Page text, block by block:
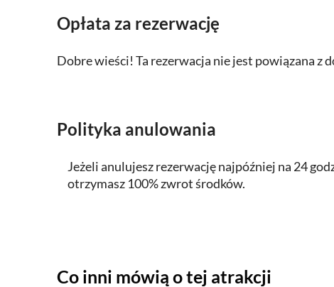
Opłata za rezerwację
Dobre wieści! Ta rezerwacja nie jest powiązana z
Polityka anulowania
Jeżeli anulujesz rezerwację najpóźniej na 24
otrzymasz 100% zwrot środków.
Co inni mówią o tej atrakcji